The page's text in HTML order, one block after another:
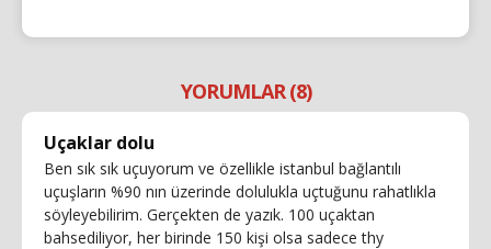
YORUMLAR (8)
Uçaklar dolu
Ben sık sık uçuyorum ve özellikle istanbul bağlantılı
uçuşların %90 nın üzerinde dolulukla uçtuğunu rahatlıkla
söyleyebilirim. Gerçekten de yazık. 100 uçaktan
bahsediliyor, her birinde 150 kişi olsa sadece thy